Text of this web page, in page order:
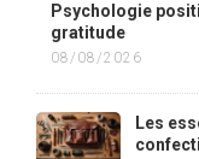
Psychologie
gratitude
08/08/2026
Les